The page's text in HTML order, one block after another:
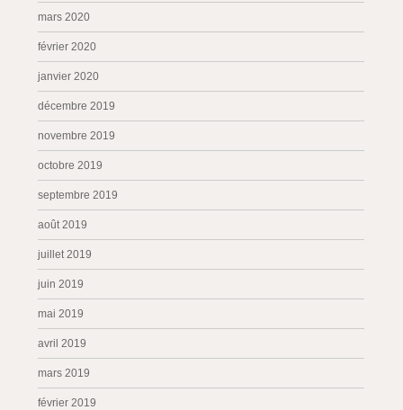
mars 2020
février 2020
janvier 2020
décembre 2019
novembre 2019
octobre 2019
septembre 2019
août 2019
juillet 2019
juin 2019
mai 2019
avril 2019
mars 2019
février 2019